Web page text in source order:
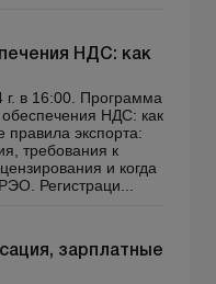
НДС: как
г. в 16:00. Программа
НДС: как
правила экспорта:
требования к
и когда
Регистраци...
зарплатные